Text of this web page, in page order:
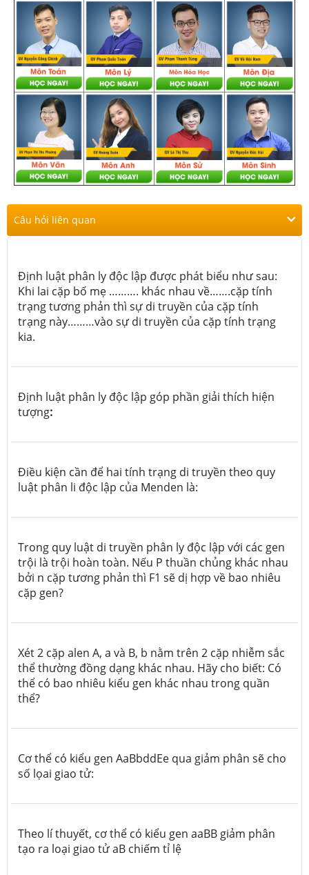
Câu hỏi liên quan
Định luật phân ly độc lập được phát biểu như sau:
Khi lai cặp bố mẹ ………. khác nhau về…….cặp tính
trạng tương phản thì sự di truyền của cặp tính
trạng này………vào sự di truyền của cặp tính trạng
kia.
Định luật phân ly độc lập góp phần giải thích hiện
tượng:
Điều kiện cần để hai tính trạng di truyền theo quy
luật phân li độc lập của Menden là:
Trong quy luật di truyền phân ly độc lập với các gen
trội là trội hoàn toàn. Nếu P thuần chủng khác nhau
bởi n cặp tương phản thì F1 sẽ dị hợp về bao nhiêu
cặp gen?
Xét 2 cặp alen A, a và B, b nằm trên 2 cặp nhiễm sắc
thể thường đồng dạng khác nhau. Hãy cho biết: Có
thể có bao nhiêu kiểu gen khác nhau trong quần
thể?
Cơ thể có kiểu gen AaBbddEe qua giảm phân sẽ cho
số lọai giao tử:
Theo lí thuyết, cơ thể có kiểu gen aaBB giảm phân
tạo ra loại giao tử aB chiếm tỉ lệ